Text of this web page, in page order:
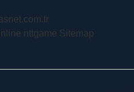
nttgame Sitemap